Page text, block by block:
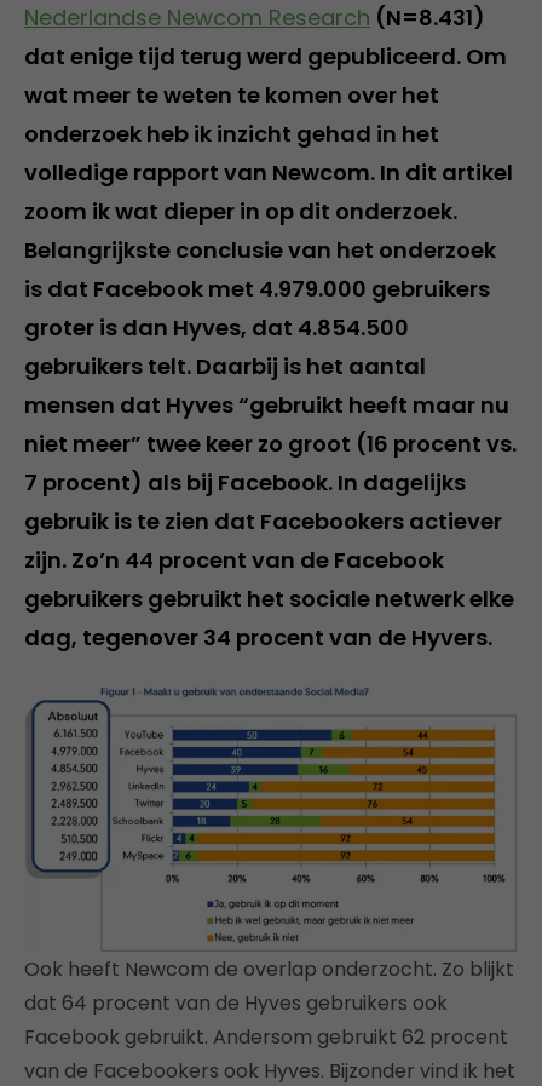
Nederlandse Newcom Research (N=8.431)
dat enige tijd terug werd gepubliceerd. Om
wat meer te weten te komen over het
onderzoek heb ik inzicht gehad in het
volledige rapport van Newcom. In dit artikel
zoom ik wat dieper in op dit onderzoek.
Belangrijkste conclusie van het onderzoek
is dat Facebook met 4.979.000 gebruikers
groter is dan Hyves, dat 4.854.500
gebruikers telt. Daarbij is het aantal
mensen dat Hyves “gebruikt heeft maar nu
niet meer” twee keer zo groot (16 procent vs.
7 procent) als bij Facebook. In dagelijks
gebruik is te zien dat Facebookers actiever
zijn. Zo’n 44 procent van de Facebook
gebruikers gebruikt het sociale netwerk elke
dag, tegenover 34 procent van de Hyvers.
Ook heeft Newcom de overlap onderzocht. Zo blijkt
dat 64 procent van de Hyves gebruikers ook
Facebook gebruikt. Andersom gebruikt 62 procent
van de Facebookers ook Hyves. Bijzonder vind ik het